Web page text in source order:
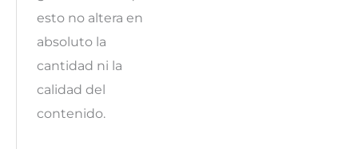
esto no altera en
absoluto la
cantidad ni la
calidad del
contenido.